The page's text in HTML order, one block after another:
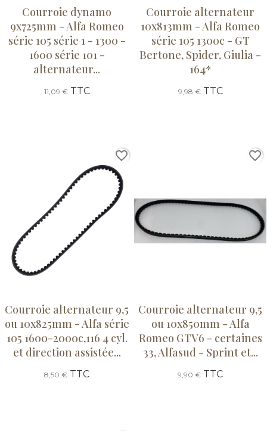
Courroie dynamo
9x725mm - Alfa Romeo
série 105 série 1 - 1300 -
1600 série 101 -
alternateur...
11,09 €TTC
Courroie alternateur
10x813mm - Alfa Romeo
série 105 1300c - GT
Bertone, Spider, Giulia -
164*
9,98 €TTC
Courroie alternateur 9,5
ou 10x825mm - Alfa série
105 1600-2000c,116 4 cyl.
et direction assistée...
8,50 € TTC
favorite_border
Courroie alternateur 9,5
ou 10x850mm - Alfa
Romeo GTV6 - certaines
33, Alfasud - Sprint et...
9,90 € TTC
favorite_border